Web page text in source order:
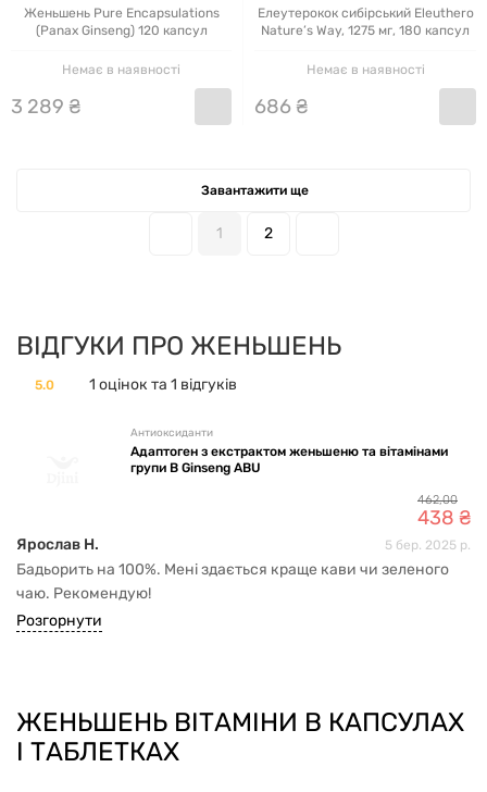
Женьшень Pure Encapsulations
(Panax Ginseng) 120 капсул
Немає в наявності
3 289 ₴
Елеутерокок сибірський Eleuthero
Nature’s Way, 1275 мг, 180 капсул
Немає в наявності
686 ₴
1 2
Завантажити ще
ВІДГУКИ ПРО ЖЕНЬШЕНЬ
5.0 1 оцінок та 1 відгуків
Антиоксиданти
Адаптоген з екстрактом женьшеню та вітамінами
групи B Ginseng ABU
462,00
438 ₴
Ярослав Н. 5 бер. 2025 р.
Бадьорить на 100%. Мені здається краще кави чи зеленого
чаю. Рекомендую!
Розгорнути
ЖЕНЬШЕНЬ ВІТАМІНИ В КАПСУЛАХ
І ТАБЛЕТКАХ